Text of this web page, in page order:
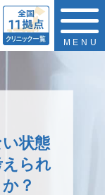
MENU
状態
られ
？